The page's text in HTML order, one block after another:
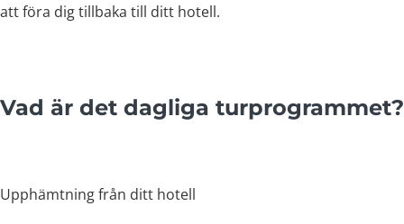
att föra dig tillbaka till ditt hotell.
Vad är det dagliga turprogrammet?
Upphämtning från ditt hotell